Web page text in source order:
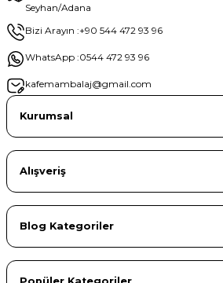
Seyhan/Adana
Bizi Arayın :+90 544 472 93 96
WhatsApp :0544 472 93 96
kafemambalaj@gmail.com
Kurumsal
Alışveriş
Blog Kategoriler